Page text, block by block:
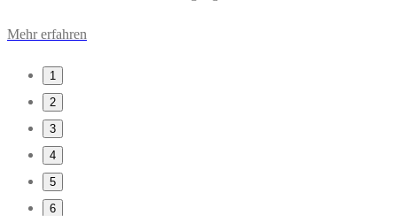
Mehr erfahren
1
2
3
4
5
6